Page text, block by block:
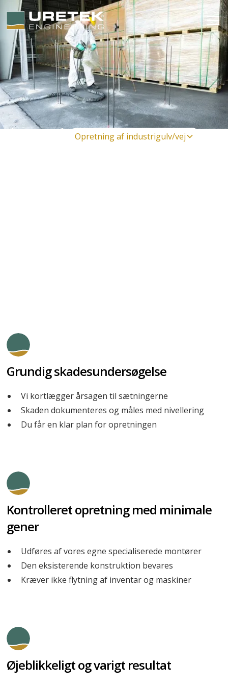
Opretning af industrigulv/vej
Grundig skadesundersøgelse
Vi kortlægger årsagen til sætningerne
Skaden dokumenteres og måles med nivellering
Du får en klar plan for opretningen
Kontrolleret opretning med minimale
gener
Udføres af vores egne specialiserede montører
Den eksisterende konstruktion bevares
Kræver ikke flytning af inventar og maskiner
Øjeblikkeligt og varigt resultat